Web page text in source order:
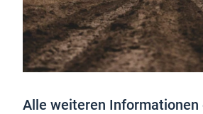
Alle weiteren Informationen